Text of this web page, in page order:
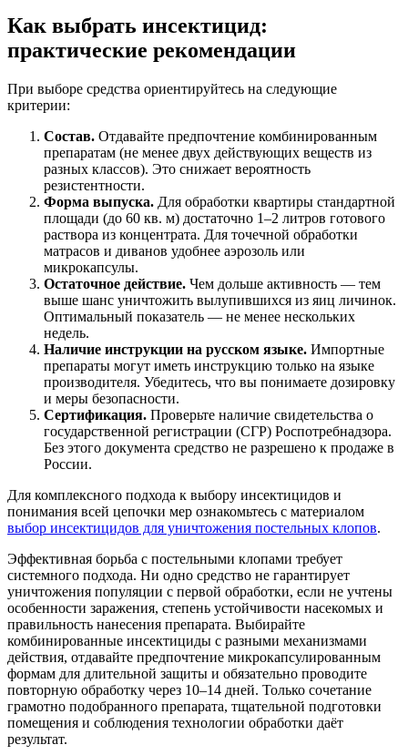
Как выбрать инсектицид:
практические рекомендации
При выборе средства ориентируйтесь на следующие
критерии:
Состав. Отдавайте предпочтение комбинированным
препаратам (не менее двух действующих веществ из
разных классов). Это снижает вероятность
резистентности.
Форма выпуска. Для обработки квартиры стандартной
площади (до 60 кв. м) достаточно 1–2 литров готового
раствора из концентрата. Для точечной обработки
матрасов и диванов удобнее аэрозоль или
микрокапсулы.
Остаточное действие. Чем дольше активность — тем
выше шанс уничтожить вылупившихся из яиц личинок.
Оптимальный показатель — не менее нескольких
недель.
Наличие инструкции на русском языке. Импортные
препараты могут иметь инструкцию только на языке
производителя. Убедитесь, что вы понимаете дозировку
и меры безопасности.
Сертификация. Проверьте наличие свидетельства о
государственной регистрации (СГР) Роспотребнадзора.
Без этого документа средство не разрешено к продаже в
России.
Для комплексного подхода к выбору инсектицидов и
понимания всей цепочки мер ознакомьтесь с материалом
выбор инсектицидов для уничтожения постельных клопов.
Эффективная борьба с постельными клопами требует
системного подхода. Ни одно средство не гарантирует
уничтожения популяции с первой обработки, если не учтены
особенности заражения, степень устойчивости насекомых и
правильность нанесения препарата. Выбирайте
комбинированные инсектициды с разными механизмами
действия, отдавайте предпочтение микрокапсулированным
формам для длительной защиты и обязательно проводите
повторную обработку через 10–14 дней. Только сочетание
грамотно подобранного препарата, тщательной подготовки
помещения и соблюдения технологии обработки даёт
результат.